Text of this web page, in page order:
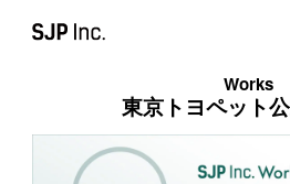
Works
東京トヨペット